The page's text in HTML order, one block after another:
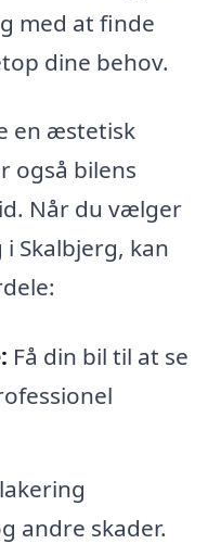
med at finde
dine behov.
en æstetisk
også bilens
Når du vælger
Skalbjerg, kan
Få din bil til at se
andre skader.